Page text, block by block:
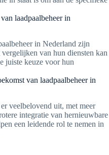
laadpaalbeheer in
in Nederland zijn
van hun diensten kan
juiste keuze voor hun
van laadpaalbeheer in
veelbelovend uit, met meer
integratie van hernieuwbare
een leidende rol te nemen in